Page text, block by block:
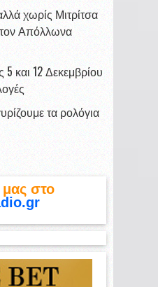
χωρίς Μιτρίτσα
Απόλλωνα
και 12 Δεκεμβρίου
τα ρολόγια
μας στο